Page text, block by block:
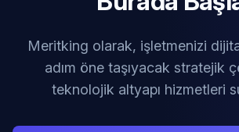
Meritking olarak, işletmenizi
adım öne taşıyacak stratejik
teknolojik altyapı hizmetleri